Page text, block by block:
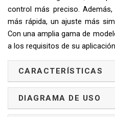
control más preciso.
más rápida, un ajuste más
Con una amplia gama de
a los requisitos de su
CARACTERÍSTICAS
DIAGRAMA DE USO